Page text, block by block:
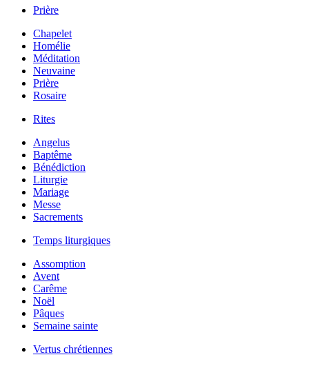
Prière
Chapelet
Homélie
Méditation
Neuvaine
Prière
Rosaire
Rites
Angelus
Baptême
Bénédiction
Liturgie
Mariage
Messe
Sacrements
Temps liturgiques
Assomption
Avent
Carême
Noël
Pâques
Semaine sainte
Vertus chrétiennes